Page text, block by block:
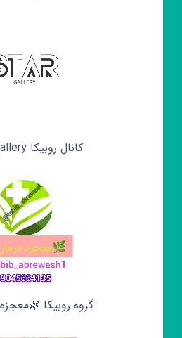
کانال روبیکا Star_gallery
گروه روبیکا